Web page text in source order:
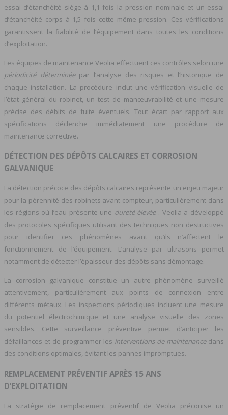
essai d’étanchéité siège à 1,1 fois la pression nominale et un essai
d’étanchéité corps à 1,5 fois cette même pression. Ces vérifications
garantissent la fiabilité de l’équipement dans toutes les conditions
d’exploitation.
Les équipes de maintenance Veolia effectuent ces contrôles selon une
périodicité déterminée par l’analyse des risques et l’historique de
chaque installation. La procédure inclut une vérification visuelle de
l’état général du robinet, un test de manœuvrabilité et une mesure
précise des débits de fuite éventuels. Tout écart par rapport aux
spécifications déclenche immédiatement une procédure de
maintenance corrective.
DÉTECTION DES DÉPÔTS CALCAIRES ET CORROSION
GALVANIQUE
La détection précoce des dépôts calcaires représente un enjeu majeur
pour la pérennité des robinets avant compteur, particulièrement dans
les régions où l’eau présente une dureté élevée . Veolia a développé
des protocoles spécifiques utilisant des techniques non destructives
pour identifier ces phénomènes avant qu’ils n’affectent le
fonctionnement de l’équipement. L’analyse par ultrasons permet
notamment de détecter l’épaisseur des dépôts sans démontage.
La corrosion galvanique constitue un autre phénomène surveillé
attentivement, particulièrement aux points de connexion entre
différents métaux. Les inspections périodiques incluent une mesure
du potentiel électrochimique et une analyse visuelle des zones
sensibles. Cette surveillance préventive permet d’anticiper les
défaillances et de programmer les interventions de maintenance dans
des conditions optimales, évitant les pannes impromptues.
REMPLACEMENT PRÉVENTIF APRÈS 15 ANS
D’EXPLOITATION
La stratégie de remplacement préventif de Veolia préconise un